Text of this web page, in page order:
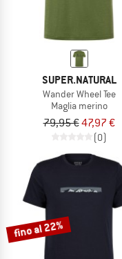
SUPER.NATURAL
Wander Wheel Tee
Maglia merino
79,95 €47,97 €
(0)
fino al 22%